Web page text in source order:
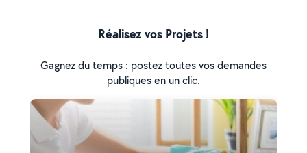
Réalisez vos Projets !
Gagnez du temps : postez toutes vos demandes
publiques en un clic.